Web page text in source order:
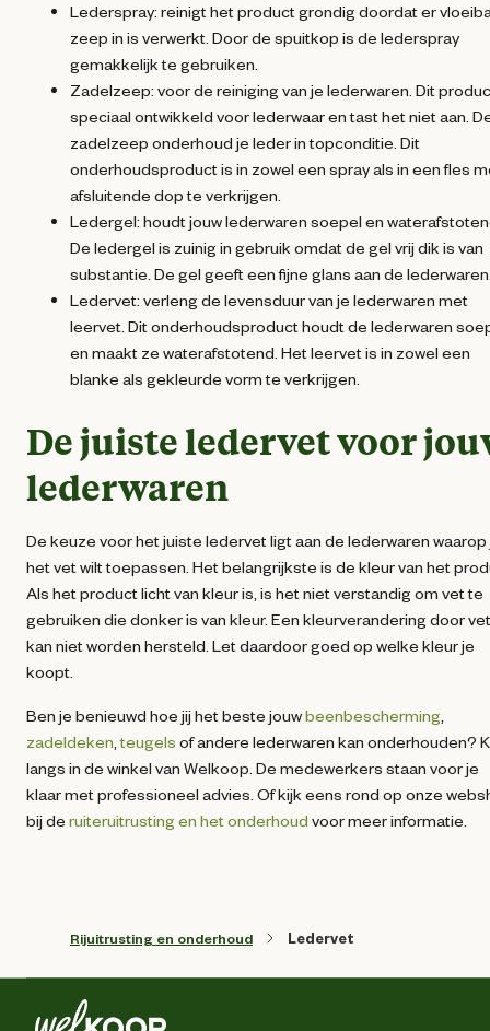
Lederspray: reinigt het product grondig doordat er
zeep in is verwerkt. Door de spuitkop is de lederspray
gemakkelijk te gebruiken.
Zadelzeep: voor de reiniging van je lederwaren. Dit
speciaal ontwikkeld voor lederwaar en tast het niet aan.
zadelzeep onderhoud je leder in topconditie. Dit
onderhoudsproduct is in zowel een spray als in een fles
afsluitende dop te verkrijgen.
Ledergel: houdt jouw lederwaren soepel en
De ledergel is zuinig in gebruik omdat de gel vrij dik is van
substantie. De gel geeft een fijne glans aan de
Ledervet: verleng de levensduur van je lederwaren met
leervet. Dit onderhoudsproduct houdt de lederwaren
en maakt ze waterafstotend. Het leervet is in zowel een
blanke als gekleurde vorm te verkrijgen.
De juiste ledervet voor
lederwaren
De keuze voor het juiste ledervet ligt aan de lederwaren waarop
het vet wilt toepassen. Het belangrijkste is de kleur van het
Als het product licht van kleur is, is het niet verstandig om vet te
gebruiken die donker is van kleur. Een kleurverandering door vet
kan niet worden hersteld. Let daardoor goed op welke kleur je
koopt.
Ben je benieuwd hoe jij het beste jouwbeenbescherming
zadeldeken ,teugels of andere lederwaren kan onderhouden?
langs in de winkel van Welkoop. De medewerkers staan voor je
klaar met professioneel advies. Of kijk eens rond op onze
bij de ruiteruitrusting en het onderhoud voor meer informatie.
Rijuitrusting en onderhoud Ledervet